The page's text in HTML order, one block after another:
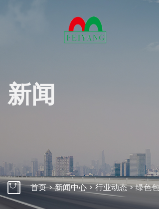
自动束带机桌面式
新闻
首页>新闻中心>行业动态>绿色